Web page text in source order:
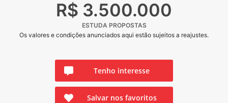
R$ 3.500.000
ESTUDA PROPOSTAS
Os valores e condições anunciados aqui estão sujeitos a reajustes.
Tenho interesse
Salvar nos favoritos